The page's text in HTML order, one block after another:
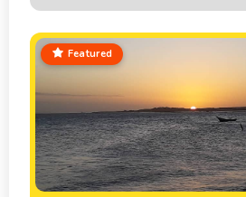
Featured